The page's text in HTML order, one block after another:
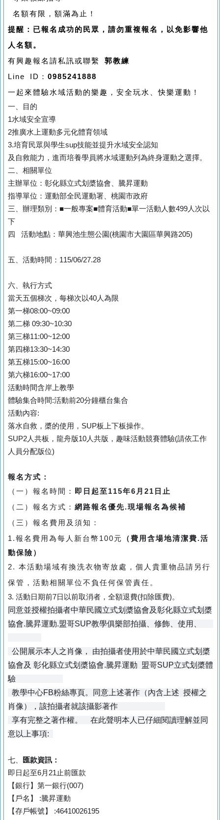
名額有限，額滿為止！
提醒：已報名成功的民眾，請勿重複報名，以免影響他
人名額。
有興趣報名請私訊或聯繫 郭教練
Line ID： 0985241888
一起來體驗水域活動的樂趣，安全玩水、快樂運動！
一、目的
1水域安全宣導
2推廣水上運動多元化體育領域
3.培育民眾與學生sup技能並提升水域安全認知
及自救能力，進而培養學員將水域運動列為終身運動之選擇。
二、相關單位
主辦單位：彰化縣立式划槳協會
騰昇運動
指導單位：運動部全民運動署
桃園市政府
三、辦理類別：■一般專案■體育活動■單一活動人數499人次以
下
四 活動地點：華興池生態公園 (桃園市大園區華興路205)
五、活動時間：115/06/27.28
六、執行方式
當天五個梯次，每梯次以40人為限
第一梯08:00~09:00
第二梯 09:30~10:30
第三梯11:00~12:00
第四梯13:30~14:30
第五梯15:00~16:00
第六梯16:00~17:00
活動時間含岸上教學
體驗集合時間:活動前20分鐘櫃台集合
活動內容:
落水自救，槳的使用，SUP板上下板操作。
SUP2人共板，龍舟版10人共版，趣味活動競賽體驗(請依工作
人員分配版位)
報名方式：
（一）報名時間：
即日起至115年6月21日止
（二）報名方式： 網路報名優先.現場報名為候補
（三）報名費用及須知：
1.報名費用為每人新台幣100元
（費用含場地清潔費.活
動保險）
2. 本活動場域有換洗衣物寄放處， 個人貴重物品請另行
保管 ，活動相關單位不負任何保管責任。
3. 活動日期前7日以前取消者，全額退費(扣除匯費)。
同意並授權拍攝者中華民國立式划槳協會及彰化縣立式划槳
協會.騰昇運動.盟哥SUP教學俱樂部拍攝、修飾、使用、
公開展示本人之肖像， 由拍攝者使用於中華民國立式划槳
協會及 彰化縣立式划槳協會.騰昇運動 盟哥SUP立式划槳體
驗
教學中心FB粉絲專頁。同意上述著作（內含上述 授權之
肖像），該拍攝者就該攝影著作
享有完整之著作權。 在此聲明本人已仔細閱讀理解並同
意以上事項:
七、
匯款資訊：
即日起至6月21止前匯款
【銀行】 第一銀行(007)
【戶名】 :騰昇運動
【存戶帳號】 :46410026195